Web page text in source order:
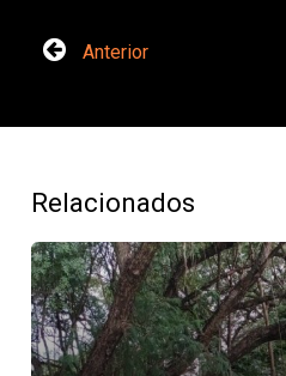
Anterior
Relacionados